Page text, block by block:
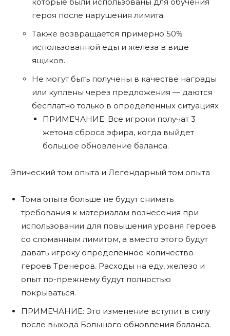
героя после нарушения лимита.
Также возвращается примерно 50%
использованной еды и железа в виде
ящиков.
Не могут быть получены в качестве награды
или куплены через предложения — даются
бесплатно только в определенных ситуациях
ПРИМЕЧАНИЕ: Все игроки получат 3
жетона сброса эфира, когда выйдет
большое обновление баланса.
Эпический том опыта и Легендарный том опыта
Тома опыта больше не будут снимать
требования к материалам вознесения при
использовании для повышения уровня героев
со сломанным лимитом, а вместо этого будут
давать игроку определенное количество
героев Тренеров. Расходы на еду, железо и
опыт по-прежнему будут полностью
покрываться.
ПРИМЕЧАНИЕ: Это изменение вступит в силу
после выхода Большого обновления баланса.